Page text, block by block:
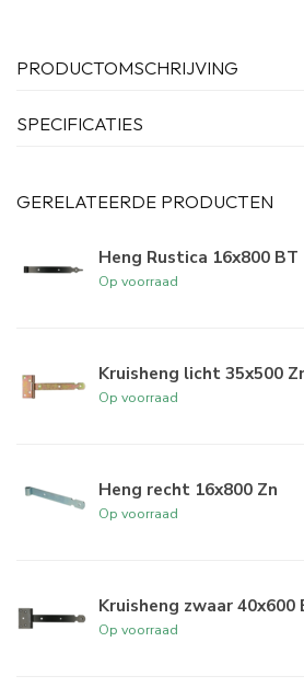
PRODUCTOMSCHRIJVING
SPECIFICATIES
GERELATEERDE PRODUCTEN
Heng Rustica 16x800 BT
Op voorraad
Kruisheng licht 35x500
Op voorraad
Heng recht 16x800 Zn
Op voorraad
Kruisheng zwaar 40x600
Op voorraad